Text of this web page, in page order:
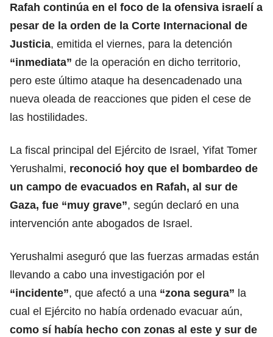
Rafah continúa en el foco de la ofensiva israelí a
pesar de la orden de la Corte Internacional de
Justicia, emitida el viernes, para la detención
“inmediata” de la operación en dicho territorio,
pero este último ataque ha desencadenado una
nueva oleada de reacciones que piden el cese de
las hostilidades.
La fiscal principal del Ejército de Israel, Yifat Tomer
Yerushalmi, reconoció hoy que el bombardeo de
un campo de evacuados en Rafah, al sur de
Gaza, fue “muy grave”, según declaró en una
intervención ante abogados de Israel.
Yerushalmi aseguró que las fuerzas armadas están
llevando a cabo una investigación por el
“incidente”, que afectó a una “zona segura” la
cual el Ejército no había ordenado evacuar aún,
como sí había hecho con zonas al este y sur de